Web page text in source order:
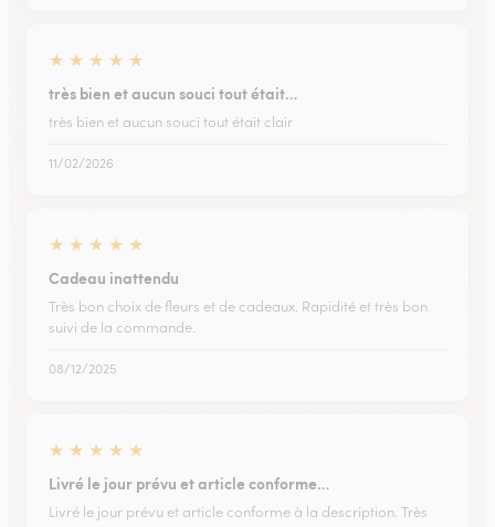
★ ★ ★ ★ ★
très bien et aucun souci tout était…
très bien et aucun souci tout était clair
11/02/2026
★ ★ ★ ★ ★
Cadeau inattendu
Très bon choix de fleurs et de cadeaux. Rapidité et très bon
suivi de la commande.
08/12/2025
★ ★ ★ ★ ★
Livré le jour prévu et article conforme…
Livré le jour prévu et article conforme à la description. Très